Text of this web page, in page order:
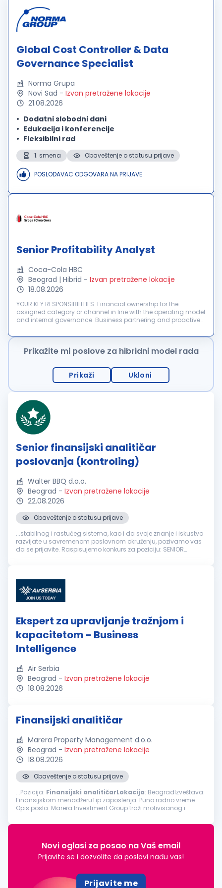
Global Cost Controller & Data
Governance Specialist
Norma Grupa
Novi Sad - Izvan pretražene lokacije
21.08.2026
Dodatni slobodni dani
Edukacija i konferencije
Fleksibilni rad
1. smena Obaveštenje o statusu prijave
POSLODAVAC ODGOVARA NA PRIJAVE
Senior Profitability Analyst
Coca-Cola HBC
Beograd | Hibrid - Izvan pretražene lokacije
18.08.2026
YOUR KEY RESPONSIBILITIES: Financial ownership for the
assigned category or channel in line with the operating model
and internal governance. Business partnering and proactive
budgets, financia...
Prikažite mi poslove za hibridni model rada
Prikaži Ukloni
Senior finansijski analitičar
poslovanja (kontroling)
Walter BBQ d.o.o.
Beograd - Izvan pretražene lokacije
22.08.2026
Obaveštenje o statusu prijave
...stabilnog i rastućeg sistema, kao i da svoje znanje i iskustvo
razvijate u savremenom poslovnom okruženju, pozivamo vas
da se prijavite. Raspisujemo konkurs za poziciju: SENIOR
Ekspert za upravljanje tražnjom i
kapacitetom - Business
Intelligence
Air Serbia
Beograd - Izvan pretražene lokacije
18.08.2026
Finansijski analitičar
Marera Property Management d.o.o.
Beograd - Izvan pretražene lokacije
18.08.2026
Obaveštenje o statusu prijave
...Pozicija: Finansijski analitičarLokacija: BeogradIzveštava:
Finansijskom menadžeruTip zaposlenja: Puno radno vreme
Opis posla: Marera Investment Group traži motivisanog i
dve godine...
Novi oglasi za posao na Vaš email
Prijavite se i dozvolite da poslovi nađu vas!
Prijavite me